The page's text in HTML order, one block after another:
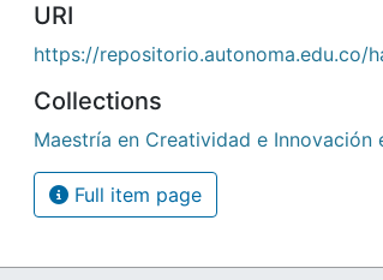
URI
https://repositorio.autonoma.edu.co/
Collections
Maestría en Creatividad e Innovación
Full item page